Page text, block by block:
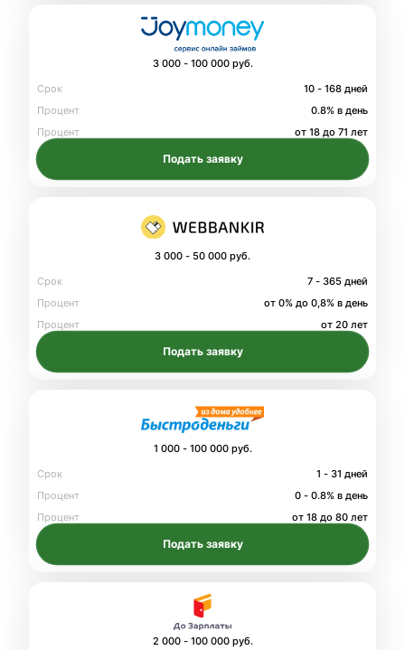
3 000 - 100 000 руб.
Срок
10 - 168 дней
Процент
0.8% в день
Процент
от 18 до 71 лет
Подать заявку
3 000 - 50 000 руб.
Срок
7 - 365 дней
Процент
от 0% до 0,8% в день
Процент
от 20 лет
Подать заявку
1 000 - 100 000 руб.
Срок
1 - 31 дней
Процент
0 - 0.8% в день
Процент
от 18 до 80 лет
Подать заявку
2 000 - 100 000 руб.